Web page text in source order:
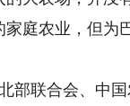
庭农业，但为
联合会、中国